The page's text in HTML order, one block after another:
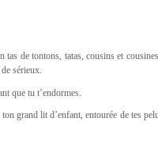
de tontons, tatas, cousins et
sérieux.
que tu t’endormes.
grand lit d’enfant, entourée de tes